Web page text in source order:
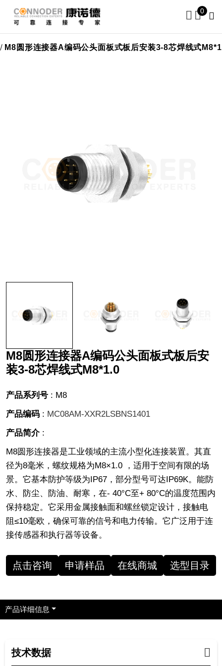
0
M8圆形连接器A编码公头面板式板后安装3-8芯焊线式
M8圆形连接器A编码公头面板式板后安
装3-8芯焊线式M8*1.0
产品系列号 : M8
产品编码 : MC08AM-XXR2LSBNS1401
产品简介:
M8圆形连接器是工业领域的主流小型化连接装置。其直
径为8毫米，螺纹规格为M8×1.0 ，适用于空间有限的场
景。它基本防护等级为IP67，部分型号可达IP69K。能防
水、防尘、防油、耐寒，在- 40°C至+ 80°C的温度范围内
保持稳定。它采用金属接触面和螺丝锁定设计，接触电
阻≤10毫欧，确保可靠的信号和电力传输。它广泛用于连
接传感器和执行器等设备。
点击咨询 申请样品 在线商城 选型目录
产品详细信息
技术数据